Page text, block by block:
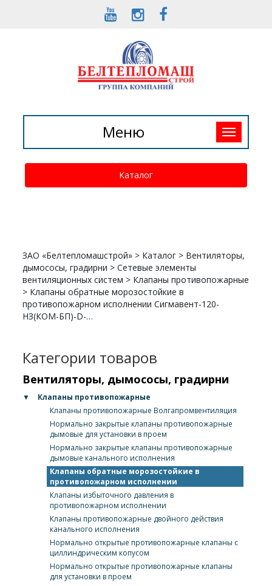
Toggle
navigation
Меню
Каталог
ЗАО «Белтепломашстрой» > Каталог > Вентиляторы,
дымососы, градирни >Сетевые элементы
вентиляционных систем > Клапаны противопожарные
> Клапаны обратные морозостойкие в
противопожарном исполнении Сигмавент-120-
НЗ(КОМ-БП)-D-…
Категории товаров
Вентиляторы, дымососы, градирни
▼
Клапаны противопожарные
Клапаны противопожарные Волгапромвентиляция
Нормально закрытые клапаны противопожарные
дымовые для установки в проем
Нормально закрытые клапаны противопожарные
дымовые канального исполнения
Клапаны обратные морозостойкие в
противопожарном исполнении
Клапаны избыточного давления в
противопожарном исполнении
Клапаны противопожарные двойного действия
канального исполнения
Нормально открытые противопожарные клапаны с
циллиндрическим копусом
Нормально открытые противопожарные клапаны
для установки в проем